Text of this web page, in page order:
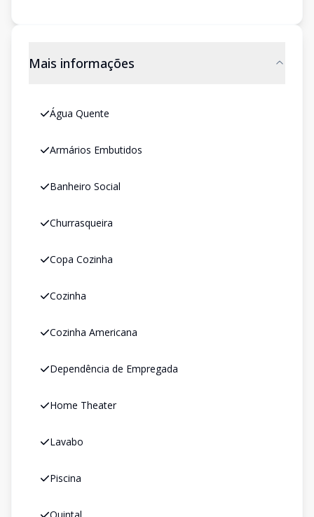
Mais informações
Água Quente
Armários Embutidos
Banheiro Social
Churrasqueira
Copa Cozinha
Cozinha
Cozinha Americana
Dependência de Empregada
Home Theater
Lavabo
Piscina